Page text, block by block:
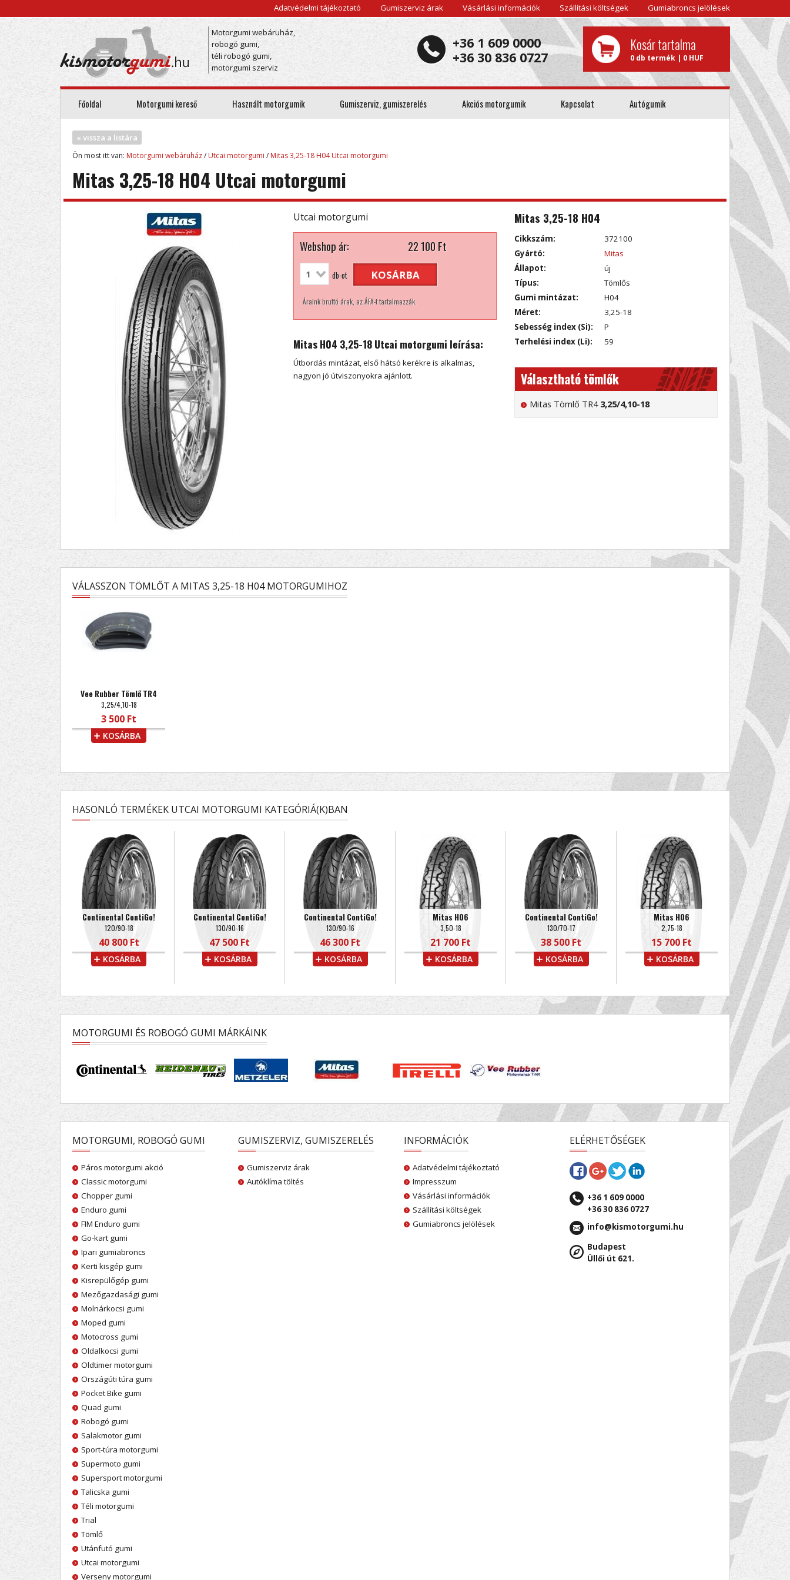
Adatvédelmi tájékoztató Gumiszerviz árak Vásárlási információk Szállítási költségek Gumiabroncs jelölések
Motorgumi webáruház,
robogó gumi,
téli robogó gumi,
motorgumi szerviz
Kosár tartalma
0 db termék | 0 HUF
+36 1 609 0000
+36 30 836 0727
Főoldal Motorgumi kereső Használt motorgumik Gumiszerviz, gumiszerelés Akciós motorgumik Kapcsolat Autógumik
« vissza a listára
Ön most itt van: Motorgumi webáruház/ Utcai motorgumi / Mitas 3,25-18 H04 Utcai motorgumi
Mitas 3,25-18 H04 Utcai motorgumi
Utcai motorgumi
Webshop ár: 22 100Ft
db-ot KOSÁRBA
Áraink bruttó árak, az ÁFA-t tartalmazzák.
Mitas H04 3,25-18 Utcai motorgumi leírása:
Útbordás mintázat, első hátsó kerékre is alkalmas,
nagyon jó útviszonyokra ajánlott.
Mitas 3,25-18 H04
Cikkszám:
372100
Gyártó:
Mitas
Állapot:
új
Típus:
Tömlős
Gumi mintázat:
H04
Méret:
3,25-18
Sebesség index (Si):
P
Terhelési index (Li):
59
Választható tömlők
Mitas Tömlő TR4 3,25/4,10-18
VÁLASSZON TÖMLŐT A MITAS 3,25-18 H04 MOTORGUMIHOZ
Vee Rubber Tömlő TR4
3,25/4,10-18
3 500 Ft
KOSÁRBA
HASONLÓ TERMÉKEK UTCAI MOTORGUMI KATEGÓRIÁ(K)BAN
Continental ContiGo!
120/90-18
40 800 Ft
KOSÁRBA
Continental ContiGo!
130/90-16
47 500 Ft
KOSÁRBA
Continental ContiGo!
130/90-16
46 300 Ft
KOSÁRBA
Mitas H06
3,50-18
21 700 Ft
KOSÁRBA
Continental ContiGo!
130/70-17
38 500 Ft
KOSÁRBA
Mitas H06
2,75-18
15 700 Ft
KOSÁRBA
MOTORGUMI ÉS ROBOGÓ GUMI MÁRKÁINK
MOTORGUMI, ROBOGÓ GUMI
Páros motorgumi akció
Classic motorgumi
Chopper gumi
Enduro gumi
FIM Enduro gumi
Go-kart gumi
Ipari gumiabroncs
Kerti kisgép gumi
Kisrepülőgép gumi
Mezőgazdasági gumi
Molnárkocsi gumi
Moped gumi
Motocross gumi
Oldalkocsi gumi
Oldtimer motorgumi
Országúti túra gumi
Pocket Bike gumi
Quad gumi
Robogó gumi
Salakmotor gumi
Sport-túra motorgumi
Supermoto gumi
Supersport motorgumi
Talicska gumi
Téli motorgumi
Trial
Tömlő
Utánfutó gumi
Utcai motorgumi
Verseny motorgumi
GUMISZERVIZ, GUMISZERELÉS
Gumiszerviz árak
Autóklíma töltés
INFORMÁCIÓK
Adatvédelmi tájékoztató
Impresszum
Vásárlási információk
Szállítási költségek
Gumiabroncs jelölések
ELÉRHETŐSÉGEK
+36 1 609 0000
+36 30 836 0727
info@kismotorgumi.hu
Budapest
Üllői út 621.